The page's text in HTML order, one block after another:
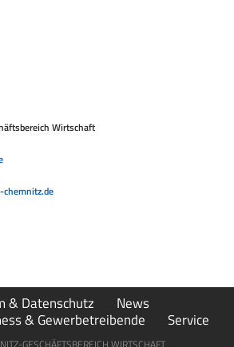
Wirtschaft
& Datenschutz
News
& Gewerbetreibende
Service